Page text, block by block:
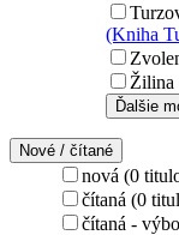
(Kniha
Žilina
Ďalšie
Nové / čítané
nová (0
čítaná (0
čítaná -